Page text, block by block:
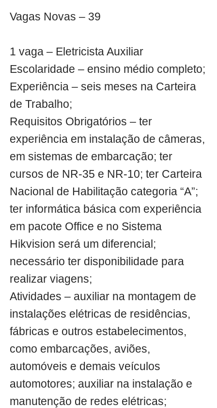
Vagas Novas – 39
1 vaga – Eletricista Auxiliar
Escolaridade – ensino médio completo;
Experiência – seis meses na Carteira
de Trabalho;
Requisitos Obrigatórios – ter
experiência em instalação de câmeras,
em sistemas de embarcação; ter
cursos de NR-35 e NR-10; ter Carteira
Nacional de Habilitação categoria “A”;
ter informática básica com experiência
em pacote Office e no Sistema
Hikvision será um diferencial;
necessário ter disponibilidade para
realizar viagens;
Atividades – auxiliar na montagem de
instalações elétricas de residências,
fábricas e outros estabelecimentos,
como embarcações, aviões,
automóveis e demais veículos
automotores; auxiliar na instalação e
manutenção de redes elétricas;